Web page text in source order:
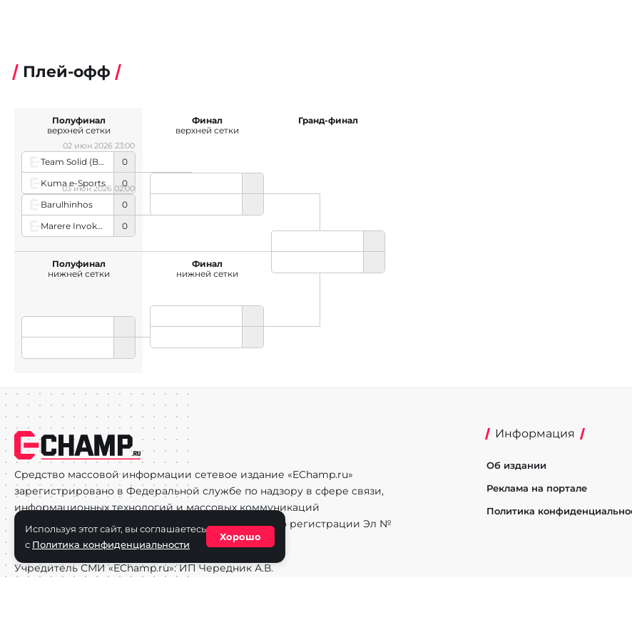
Плей-офф
Team Solid (Brazilian team)
0
Kuma e-Sports
0
02 июн 2026 23:00
Barulhinhos
0
Marere Invokers
0
03 июн 2026 02:00
Полуфинал
верхней сетки
Финал
верхней сетки
Полуфинал
нижней сетки
Финал
нижней сетки
Гранд-финал
Средство массовой информации сетевое издание «EChamp.ru»
зарегистрировано в Федеральной службе по надзору в сфере связи,
информационных технологий и массовых коммуникаций
(Роскомнадзор) 29 октября 2025 г., свидетельство о регистрации Эл №
ФС77-90271
Учредитель СМИ «EChamp.ru»: ИП Чередник А.В.
Информация
Об издании
Реклама на портале
Политика
Используя этот сайт, вы соглашаетесь
с Политика конфиденциальности
Хорошо